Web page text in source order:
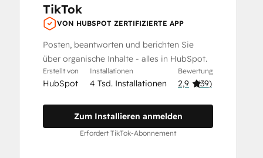
TikTok
VON HUBSPOT ZERTIFIZIERTE APP
Posten, beantworten und berichten Sie
über organische Inhalte - alles in HubSpot.
Erstellt von
HubSpot
Installationen
4 Tsd. Installationen
Bewertung
2,9 (39)
Zum Installieren anmelden
Erfordert TikTok-Abonnement